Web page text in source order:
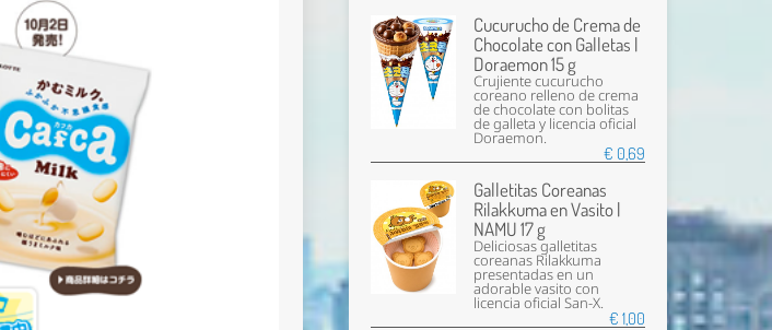
Cucurucho de Crema de
Chocolate con Galletas |
Doraemon 15 g
Crujiente cucurucho
coreano relleno de crema
de chocolate con bolitas
de galleta y licencia oficial
Doraemon.
€ 0,69
Galletitas Coreanas
Rilakkuma en Vasito |
NAMU 17 g
Deliciosas galletitas
coreanas Rilakkuma
presentadas en un
adorable vasito con
licencia oficial San-X.
€ 1,00